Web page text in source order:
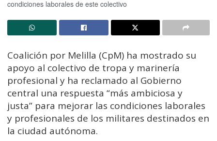
condiciones laborales de este colectivo
Coalición por Melilla (CpM) ha mostrado su
apoyo al colectivo de tropa y marinería
profesional y ha reclamado al Gobierno
central una respuesta “más ambiciosa y
justa” para mejorar las condiciones laborales
y profesionales de los militares destinados en
la ciudad autónoma.